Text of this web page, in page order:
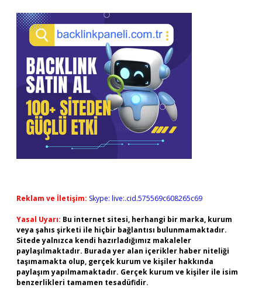
Reklam ve İletişim: Skype: live:.cid.575569c608265c69
Yasal Uyarı: Bu internet sitesi, herhangi bir marka, kurum
veya şahıs şirketi ile hiçbir bağlantısı bulunmamaktadır.
Sitede yalnızca kendi hazırladığımız makaleler
paylaşılmaktadır. Burada yer alan içerikler haber niteliği
taşımamakta olup, gerçek kurum ve kişiler hakkında
paylaşım yapılmamaktadır. Gerçek kurum ve kişiler ile isim
benzerlikleri tamamen tesadüfidir.